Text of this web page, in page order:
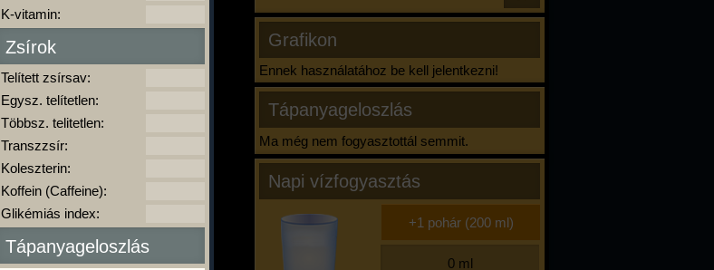
Grafikon
Ennek használatához be kell jelentkezni!
Tápanyageloszlás
Ma még nem fogyasztottál semmit.
Napi vízfogyasztás
K-vitamin:
Zsírok
Telített zsírsav:
Egysz. telítetlen:
Többsz. telitetlen:
Transzzsír:
Koleszterin:
Koffein (Caffeine):
Glikémiás index:
Tápanyageloszlás